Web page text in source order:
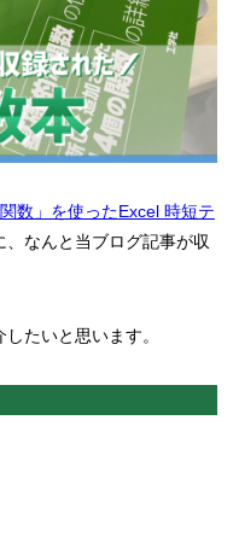
関数」を使ったExcel 時短テ
、なんと当ブログ記事が収
たいと思います。